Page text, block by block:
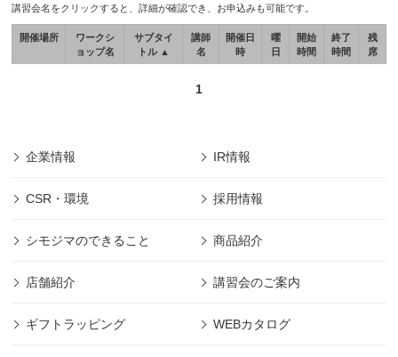
講習会名をクリックすると、詳細が確認でき、お申込みも可能です。
開催場所
ワークシ
ョップ名
サブタイ
トル ▲
講師
名
開催日
時
曜
日
開始
時間
終了
時間
残
席
1
企業情報 IR情報
CSR・環境 採用情報
シモジマのできること 商品紹介
店舗紹介 講習会のご案内
ギフトラッピング WEBカタログ